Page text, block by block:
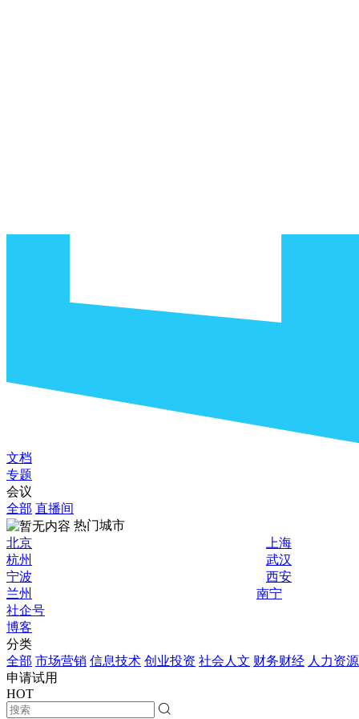
文档
专题
会议
全部 直播间
热门城市
北京
上海
杭州
武汉
宁波
西安
兰州
南宁
社企号
博客
分类
全部 市场营销 信息技术 创业投资 社会人文 财务财经 人力资源
申请试用
HOT